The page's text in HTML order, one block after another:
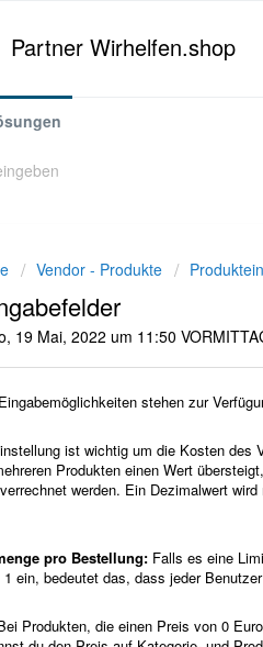
Partner Wirhelfen.shop
Vendor - Produkte
19 Mai, 2022 um 11:50
stehen zur
ist wichtig um die Kosten des
Produkten einen Wert
werden. Ein Dezimalwert
pro Bestellung: Falls es eine
ein, bedeutet das, dass jeder
Produkten, die einen Preis von 0